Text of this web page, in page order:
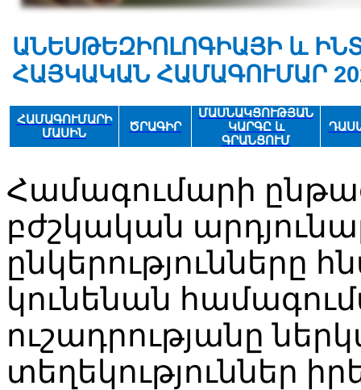
ԱՆԵՍԹԵԶԻՈԼՈԳԻԱՅԻ և
ՀԱՅԿԱԿԱՆ ՀԱՄԱԳՈՒՄԱՐ
ՀԱՄԱԳՈՒՄԱՐԻ
ՄԱՍԻՆ
ԾՐԱԳԻՐ
ՄԱՍՆԱԿՑՈՒԹՅԱՆ
ԿԱՐԳԸ և
ԳՐԱՆՑՈՒՄ
Համագումարի
բժշկական
ընկերությունները
կունենան
ուշադրությանը
տեղեկություններ